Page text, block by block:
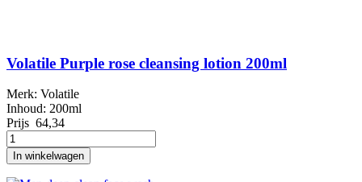
Volatile Purple rose cleansing lotion 200ml
Merk: Volatile
Inhoud: 200ml
Prijs 64,34
In winkelwagen